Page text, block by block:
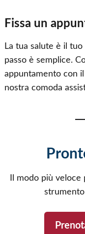
Fissa un
La tua salute è il
passo è semplice.
appuntamento con
nostra comoda
Il modo più